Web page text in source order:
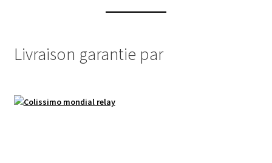
Livraison garantie par